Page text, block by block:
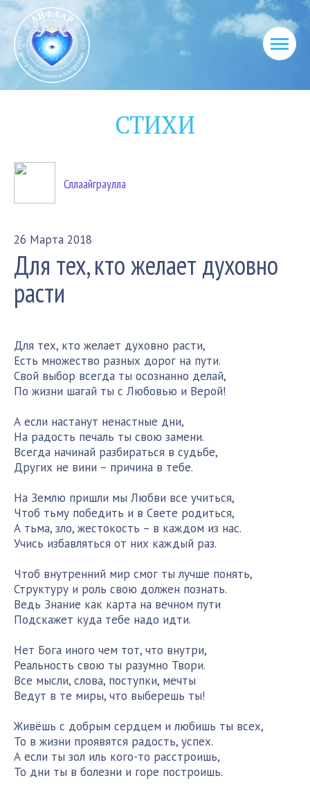
СТИХИ
Сллаайграулла
26 Марта 2018
Для тех, кто желает духовно
расти
Для тех, кто желает духовно расти,
Есть множество разных дорог на пути.
Свой выбор всегда ты осознанно делай,
По жизни шагай ты с Любовью и Верой!
А если настанут ненастные дни,
На радость печаль ты свою замени.
Всегда начинай разбираться в судьбе,
Других не вини – причина в тебе.
На Землю пришли мы Любви все учиться,
Чтоб тьму победить и в Свете родиться,
А тьма, зло, жестокость – в каждом из нас.
Учись избавляться от них каждый раз.
Чтоб внутренний мир смог ты лучше понять,
Структуру и роль свою должен познать.
Ведь Знание как карта на вечном пути
Подскажет куда тебе надо идти.
Нет Бога иного чем тот, что внутри,
Реальность свою ты разумно Твори.
Все мысли, слова, поступки, мечты
Ведут в те миры, что выберешь ты!
Живёшь с добрым сердцем и любишь ты всех,
То в жизни проявятся радость, успех.
А если ты зол иль кого-то расстроишь,
То дни ты в болезни и горе построишь.